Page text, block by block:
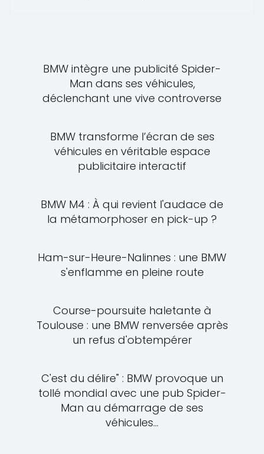
BMW intègre une publicité Spider-
Man dans ses véhicules,
déclenchant une vive controverse
BMW transforme l’écran de ses
véhicules en véritable espace
publicitaire interactif
BMW M4 : À qui revient l'audace de
la métamorphoser en pick-up ?
Ham-sur-Heure-Nalinnes : une BMW
s'enflamme en pleine route
Course-poursuite haletante à
Toulouse : une BMW renversée après
un refus d'obtempérer
C'est du délire" : BMW provoque un
tollé mondial avec une pub Spider-
Man au démarrage de ses
véhicules...